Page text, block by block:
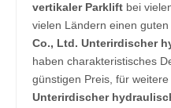
vertikaler Parklift bei
vielen Ländern einen guten
Co., Ltd. Unterirdischer
haben charakteristisches
günstigen Preis, für
Unterirdischer